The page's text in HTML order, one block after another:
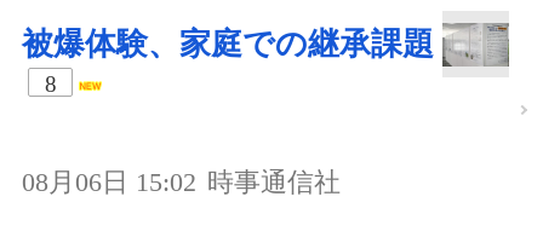
被爆体験、家庭での継承課題
8
08月06日 15:02 時事通信社